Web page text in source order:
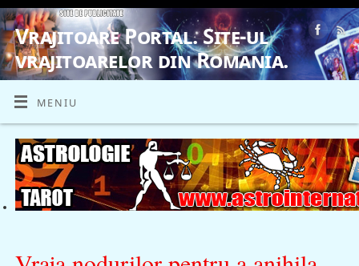
Vrajitoare Portal. Site-ul
vrajitoarelor din Romania.
VRAJITOARE, VRAJITOARELE, VRAJITOARE
MENIU